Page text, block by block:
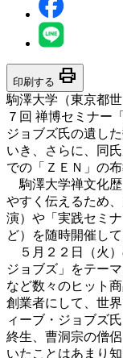
印刷する print
駒澤大学（東京都
７回 禅博セミナー
ジョブズ氏の遺し
いき、さらに、同
での「ＺＥＮ」の
駒澤大学禅文化歴
やすく伝えるため
演）や「実践セミ
ど）を随時開催して
５月２２日（火）
ジョブズ」をテー
など数々のヒット
創業者にして、世
ィーブ・ジョブズ
終生、曹洞宗の僧
いたことはあまり知